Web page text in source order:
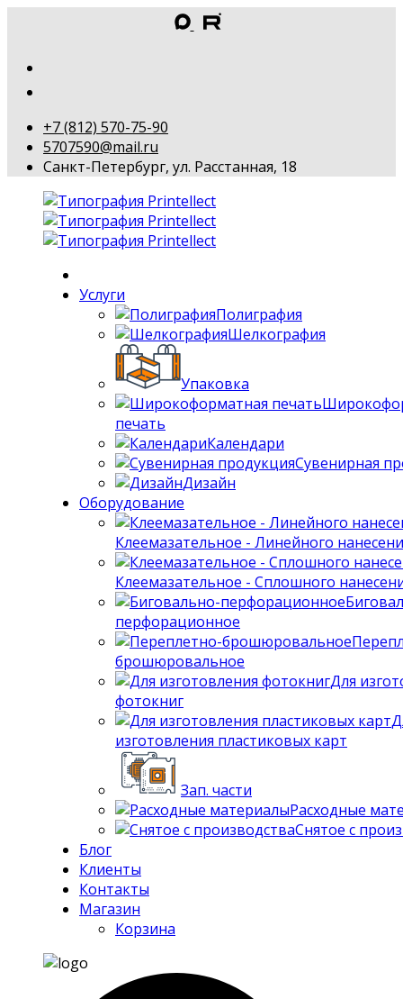
+7 (812) 570-75-90
5707590@mail.ru
Санкт-Петербург, ул. Расстанная, 18
Услуги
Полиграфия
Шелкография
Упаковка
печать
Календари
Сувенирная
Дизайн
Оборудование
Клеемазательное - Линейного
Клеемазательное - Сплошного
перфорационное
брошюровальное
Для
фотокниг
изготовления пластиковых карт
Зап. части
Расходные
Снятое с
Блог
Клиенты
Контакты
Магазин
Корзина